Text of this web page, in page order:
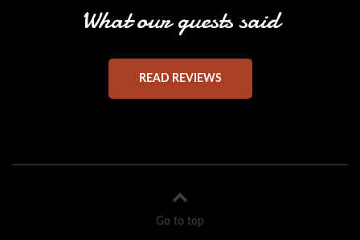
What our guests said
READ REVIEWS
Go to top